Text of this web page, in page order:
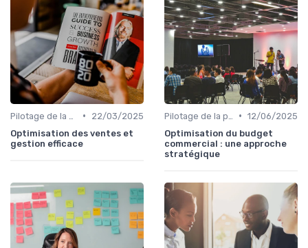
•
22/03/2025
Optimisation des ventes et
gestion efficace
• 12/06/2025
Optimisation du budget
commercial : une approche
stratégique